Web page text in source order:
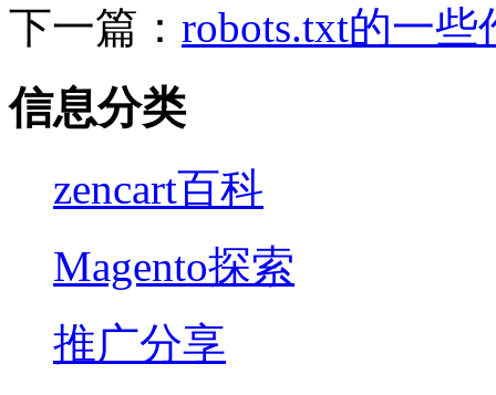
下一篇： robots.txt的一
信息分类
zencart百科
Magento探索
推广分享